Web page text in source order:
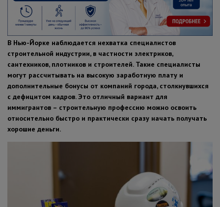
В Нью-Йорке наблюдается нехватка специалистов
строительной индустрии, в частности электриков,
сантехников, плотников и строителей. Такие специалисты
могут рассчитывать на высокую заработную плату и
дополнительные бонусы от компаний города, столкнувшихся
с дефицитом кадров. Это отличный вариант для
иммигрантов – строительную профессию можно освоить
относительно быстро и практически сразу начать получать
хорошие деньги.